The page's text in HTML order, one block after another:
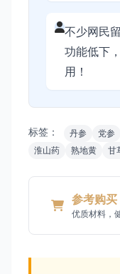
不少网民
功能低下
用！
标签： 丹参 党参
淮山药
熟地黄 甘
参考购买
优质材料，